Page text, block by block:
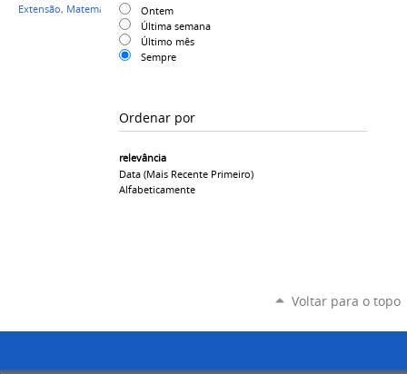
Ontem
Última semana
Último mês
Sempre
Ordenar por
relevância
Data (mais Recente Primeiro)
Alfabeticamente
Extensão, Matemática
Voltar para o topo